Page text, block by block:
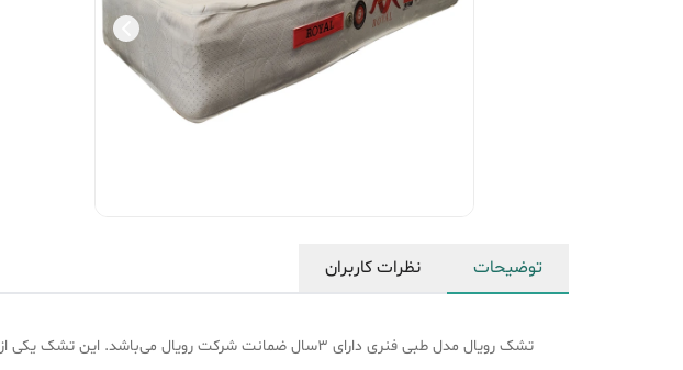
توضیحات نظرات کاربران
تشک رویال مدل طبی فنری دارای 3سال ضمانت شرکت رویال می‌باشد. این تشک یکی از بهترین تشک‌های